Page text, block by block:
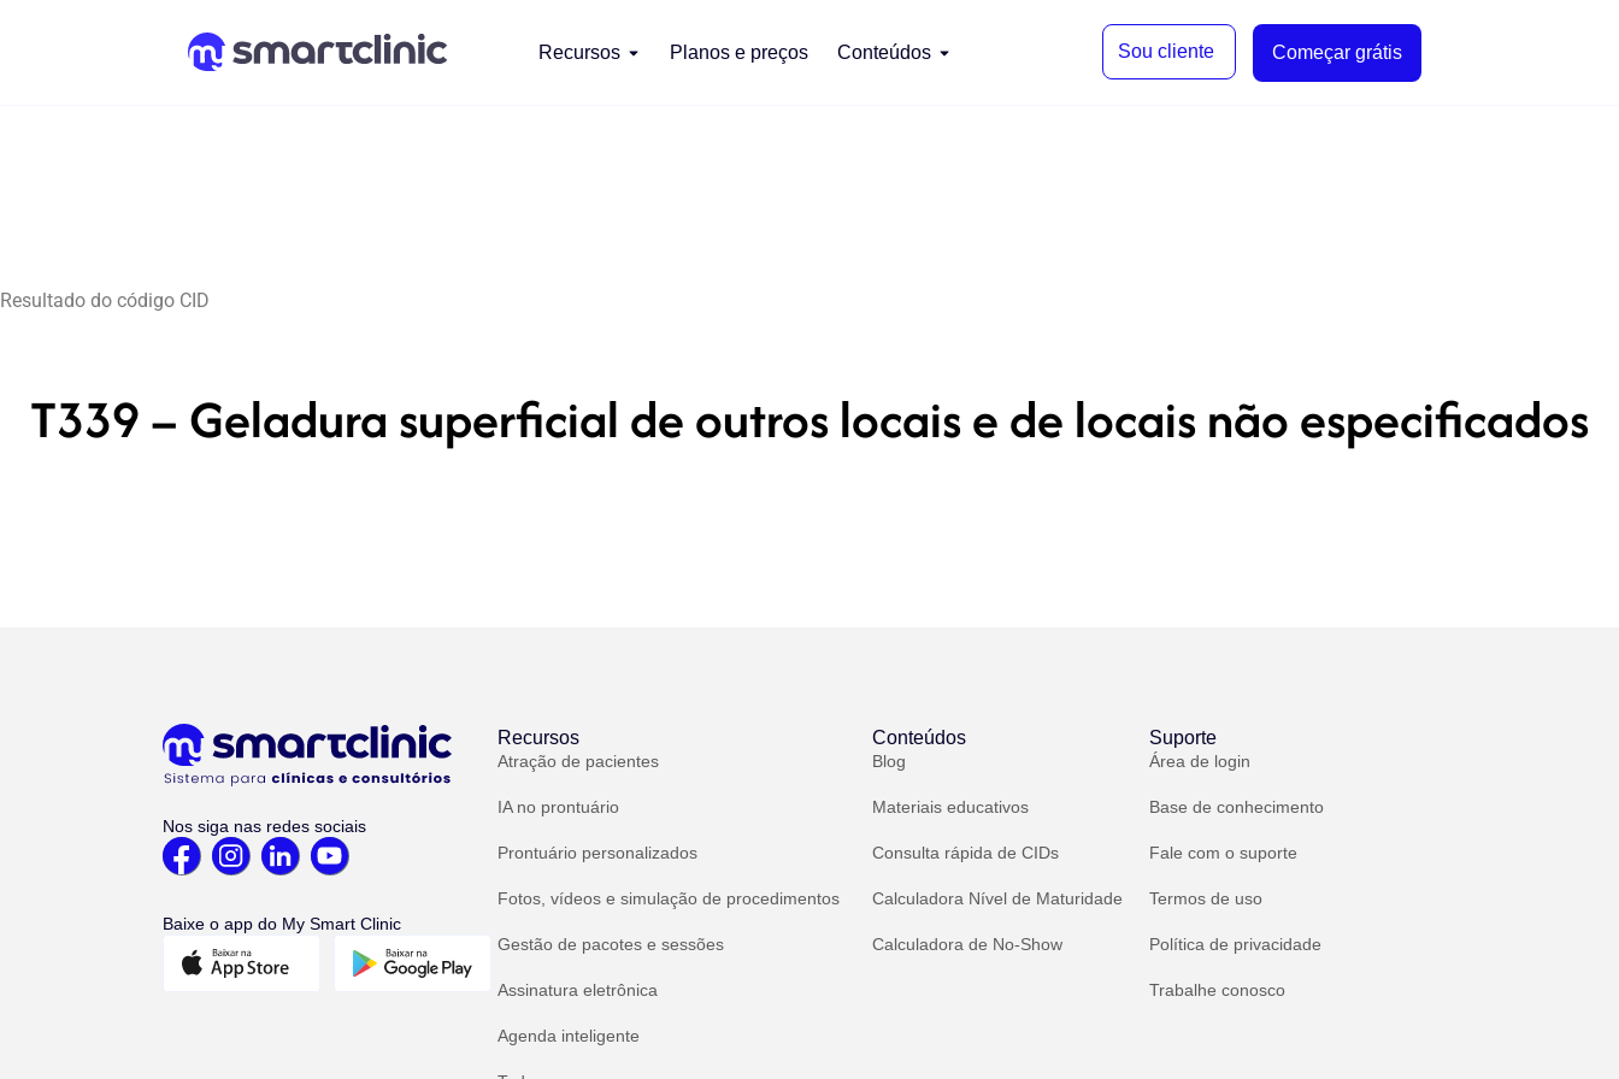
Recursos Planos e preços Conteúdos Sou cliente Começar grátis
Resultado do código CID
T339 – Geladura superficial de outros locais e de locais não especificados
Nos siga nas redes sociais
Baixe o app do My Smart Clinic
Recursos
Atração de pacientes
IA no prontuário
Prontuário personalizados
Fotos, vídeos e simulação de procedimentos
Gestão de pacotes e sessões
Assinatura eletrônica
Agenda inteligente
Conteúdos
Blog
Materiais educativos
Consulta rápida de CIDs
Calculadora Nível de Maturidade
Calculadora de No-Show
Suporte
Área de login
Base de conhecimento
Fale com o suporte
Termos de uso
Política de privacidade
Trabalhe conosco